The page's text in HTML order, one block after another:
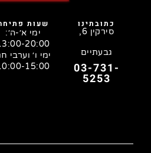
כתובתינו
סירקין 6,
גבעתיים
03-731-
5253
שעות
ימי א׳-ה׳:
20:00
ימי ו׳ וערבי
15:00